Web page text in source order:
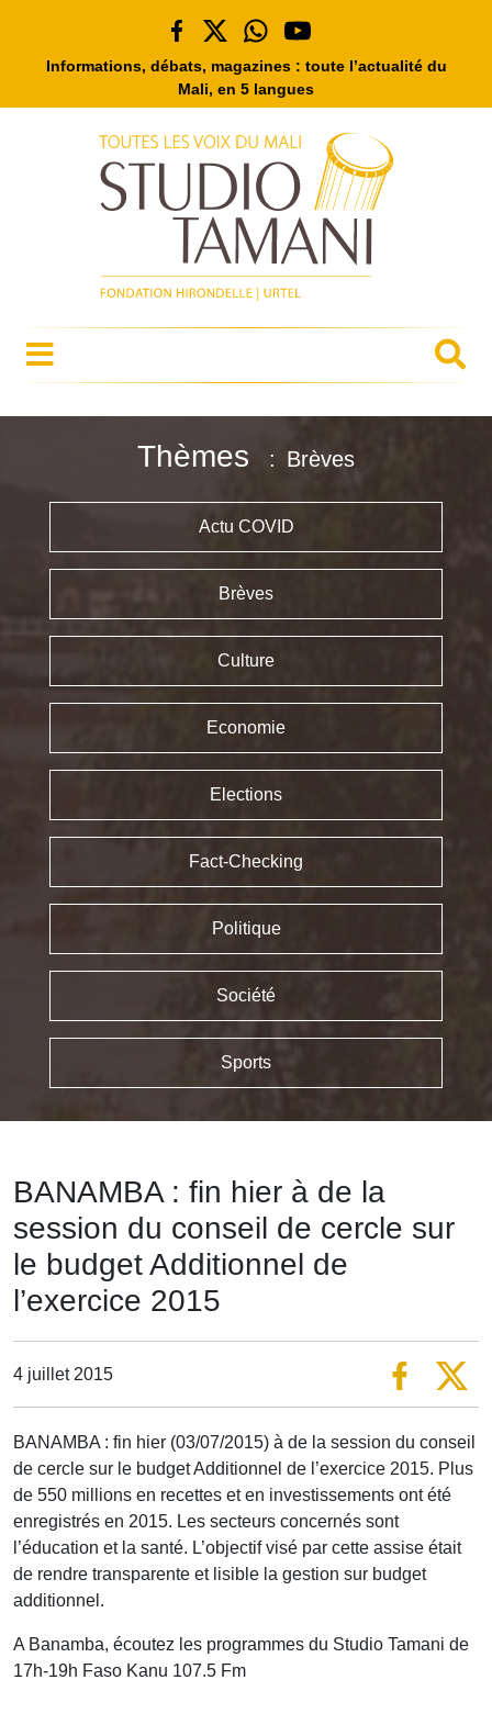
Informations, débats, magazines : toute l’actualité du
Mali, en 5 langues
Thèmes Brèves
Actu COVID
Brèves
Culture
Economie
Elections
Fact-Checking
Politique
Société
Sports
BANAMBA : fin hier à de la
session du conseil de cercle sur
le budget Additionnel de
l’exercice 2015
4 juillet 2015
BANAMBA : fin hier (03/07/2015) à de la session du conseil
de cercle sur le budget Additionnel de l’exercice 2015. Plus
de 550 millions en recettes et en investissements ont été
enregistrés en 2015. Les secteurs concernés sont
l’éducation et la santé. L’objectif visé par cette assise était
de rendre transparente et lisible la gestion sur budget
additionnel.
A Banamba, écoutez les programmes du Studio Tamani de
17h-19h Faso Kanu 107.5 Fm